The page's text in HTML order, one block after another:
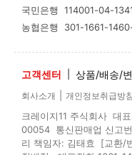
국민은행 114001-04-
농협은행 301-1661-
고객센터 상품/배송/
회사소개 개인정보취급방침
크레이지11 주식회사 대
00054 통신판매업 신고
리 책임자: 김태효 [교환/